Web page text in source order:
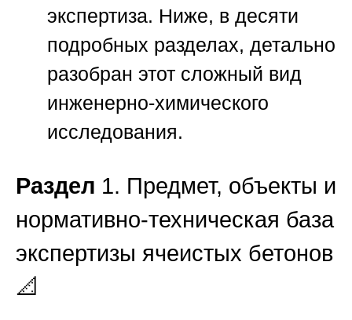
экспертиза. Ниже, в десяти
подробных разделах, детально
разобран этот сложный вид
инженерно-химического
исследования.
Раздел 1. Предмет, объекты и
нормативно-техническая база
экспертизы ячеистых бетонов
📐